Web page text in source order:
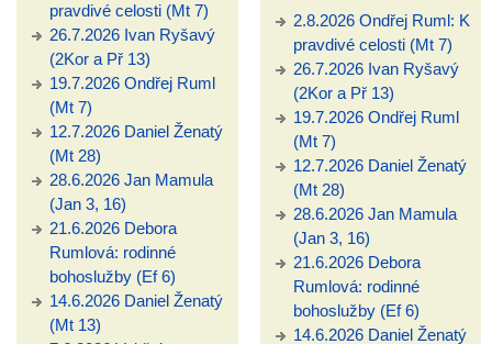
pravdivé celosti (Mt 7)
26.7.2026 Ivan Ryšavý
(2Kor a Př 13)
19.7.2026 Ondřej Ruml
(Mt 7)
12.7.2026 Daniel Ženatý
(Mt 28)
28.6.2026 Jan Mamula
(Jan 3, 16)
21.6.2026 Debora
Rumlová: rodinné
bohoslužby (Ef 6)
14.6.2026 Daniel Ženatý
(Mt 13)
2.8.2026 Ondřej Ruml: K
pravdivé celosti (Mt 7)
26.7.2026 Ivan Ryšavý
(2Kor a Př 13)
19.7.2026 Ondřej Ruml
(Mt 7)
12.7.2026 Daniel Ženatý
(Mt 28)
28.6.2026 Jan Mamula
(Jan 3, 16)
21.6.2026 Debora
Rumlová: rodinné
bohoslužby (Ef 6)
14.6.2026 Daniel Ženatý